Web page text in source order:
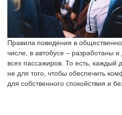
Правила поведения в
числе, в автобусе – разработаны
всех пассажиров. То есть, каждый
не для того, чтобы обеспечить
для собственного спокойствия и